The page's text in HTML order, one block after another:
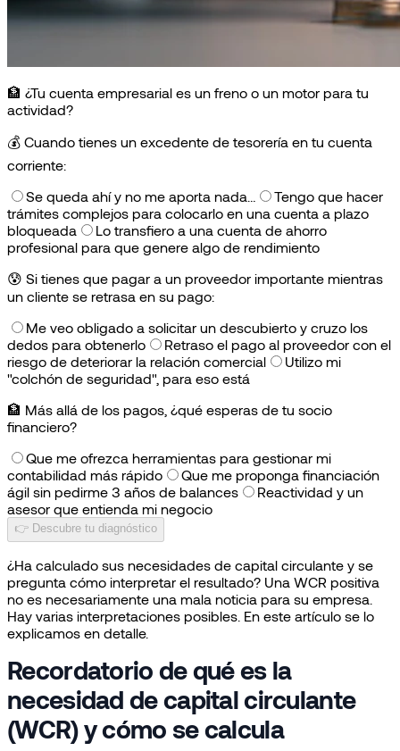
🏦 ¿Tu cuenta empresarial es un freno o un motor para tu
actividad?
💰 Cuando tienes un excedente de tesorería en tu cuenta
corriente:
Se queda ahí y no me aporta nada…
Tengo que hacer
trámites complejos para colocarlo en una cuenta a plazo
bloqueada
Lo transfiero a una cuenta de ahorro
profesional para que genere algo de rendimiento
😰 Si tienes que pagar a un proveedor importante mientras
un cliente se retrasa en su pago:
Me veo obligado a solicitar un descubierto y cruzo los
dedos para obtenerlo
Retraso el pago al proveedor con el
riesgo de deteriorar la relación comercial
Utilizo mi
"colchón de seguridad", para eso está
🏦 Más allá de los pagos, ¿qué esperas de tu socio
financiero?
Que me ofrezca herramientas para gestionar mi
contabilidad más rápido
Que me proponga financiación
ágil sin pedirme 3 años de balances
Reactividad y un
asesor que entienda mi negocio
👉 Descubre tu diagnóstico
¿Ha calculado sus necesidades de capital circulante y se
pregunta cómo interpretar el resultado? Una WCR positiva
no es necesariamente una mala noticia para su empresa.
Hay varias interpretaciones posibles. En este artículo se lo
explicamos en detalle.
Recordatorio de qué es la
necesidad de capital circulante
(WCR) y cómo se calcula